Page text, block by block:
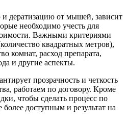
дератизацию от мышей, зависит
необходимо учесть для
Важными критериями
квадратных метров),
комнат, расход препарата,
и другие аспекты.
прозрачность и четкость
работаем по договору. Кроме
чтобы сделать процесс по
доступным и результат на